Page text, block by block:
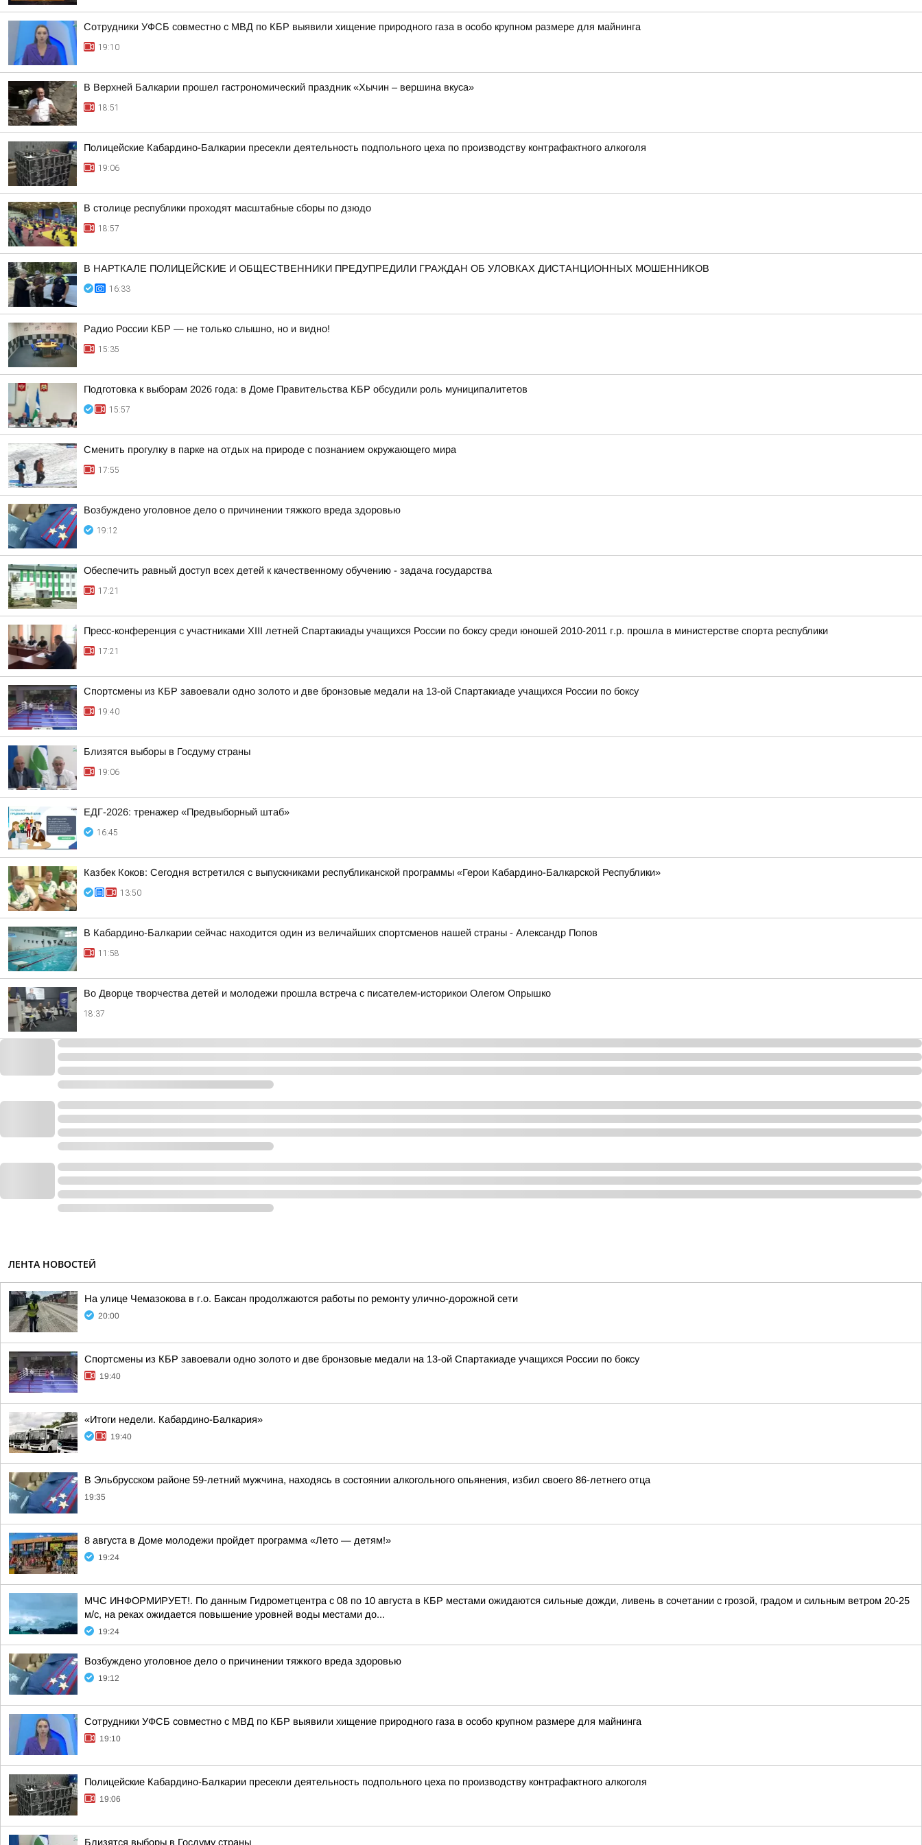
Сотрудники УФСБ совместно с МВД по КБР выявили хищение природного газа в особо крупном размере для майнинга
19:10
В Верхней Балкарии прошел гастрономический праздник «Хычин – вершина вкуса»
18:51
Полицейские Кабардино-Балкарии пресекли деятельность подпольного цеха по производству контрафактного алкоголя
19:06
В столице республики проходят масштабные сборы по дзюдо
18:57
В НАРТКАЛЕ ПОЛИЦЕЙСКИЕ И ОБЩЕСТВЕННИКИ ПРЕДУПРЕДИЛИ ГРАЖДАН ОБ УЛОВКАХ ДИСТАНЦИОННЫХ МОШЕННИКОВ
16:33
Радио России КБР — не только слышно, но и видно!
15:35
Подготовка к выборам 2026 года: в Доме Правительства КБР обсудили роль муниципалитетов
15:57
Сменить прогулку в парке на отдых на природе с познанием окружающего мира
17:55
Возбуждено уголовное дело о причинении тяжкого вреда здоровью
19:12
Обеспечить равный доступ всех детей к качественному обучению - задача государства
17:21
Пресс-конференция с участниками XIII летней Спартакиады учащихся России по боксу среди юношей 2010-2011 г.р. прошла в министерстве спорта республики
17:21
Спортсмены из КБР завоевали одно золото и две бронзовые медали на 13-ой Спартакиаде учащихся России по боксу
19:40
Близятся выборы в Госдуму страны
19:06
ЕДГ-2026: тренажер «Предвыборный штаб»
16:45
Казбек Коков: Сегодня встретился с выпускниками республиканской программы «Герои Кабардино-Балкарской Республики»
13:50
В Кабардино-Балкарии сейчас находится один из величайших спортсменов нашей страны - Александр Попов
11:58
Во Дворце творчества детей и молодежи прошла встреча с писателем-историкои Олегом Опрышко
18:37
ЛЕНТА НОВОСТЕЙ
На улице Чемазокова в г.о. Баксан продолжаются работы по ремонту улично-дорожной сети
20:00
Спортсмены из КБР завоевали одно золото и две бронзовые медали на 13-ой Спартакиаде учащихся России по боксу
19:40
«Итоги недели. Кабардино-Балкария»
19:40
В Эльбрусском районе 59-летний мужчина, находясь в состоянии алкогольного опьянения, избил своего 86-летнего отца
19:35
8 августа в Доме молодежи пройдет программа «Лето — детям!»
19:24
МЧС ИНФОРМИРУЕТ!. По данным Гидрометцентра с 08 по 10 августа в КБР местами ожидаются сильные дожди, ливень в сочетании с грозой, градом и сильным ветром 20-25
м/с, на реках ожидается повышение уровней воды местами до...
19:24
Возбуждено уголовное дело о причинении тяжкого вреда здоровью
19:12
Сотрудники УФСБ совместно с МВД по КБР выявили хищение природного газа в особо крупном размере для майнинга
19:10
Полицейские Кабардино-Балкарии пресекли деятельность подпольного цеха по производству контрафактного алкоголя
19:06
Близятся выборы в Госдуму страны